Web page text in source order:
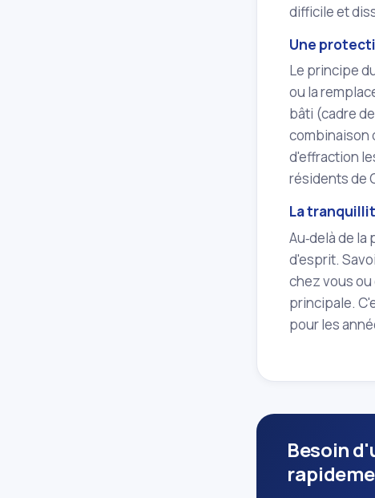
difficile et
Une
Le principe
ou la
bâti (cadre
combinaison
d'effraction
résidents de
La
Au‑delà de
d'esprit.
chez vous
principale.
pour les
Besoin